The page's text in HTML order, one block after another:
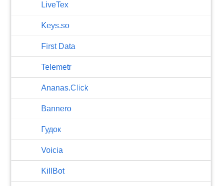
LiveTex
Keys.so
First Data
Telemetr
Ananas.Click
Bannero
Гудок
Voicia
KillBot